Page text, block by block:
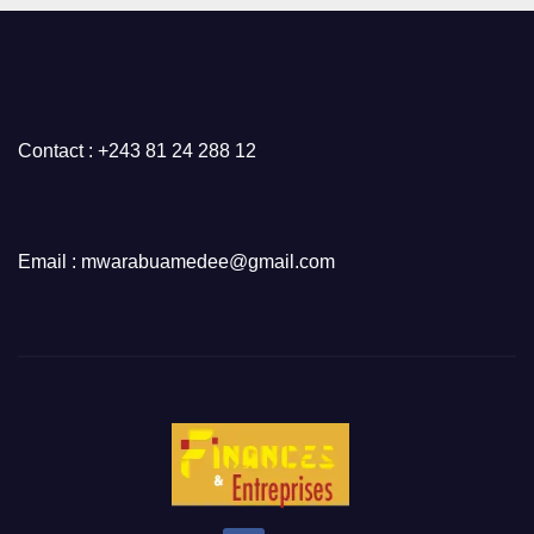
Contact : +243 81 24 288 12
Email : mwarabuamedee@gmail.com